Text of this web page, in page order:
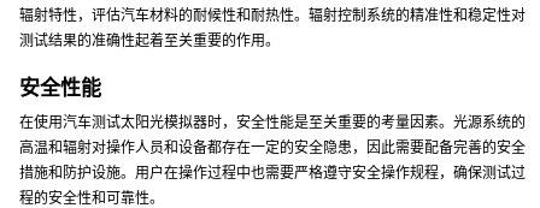
辐射特性，评估汽车材料的耐候性和耐热性。辐射控制系统的精准性和稳定性对
测试结果的准确性起着至关重要的作用。
安全性能
在使用汽车测试太阳光模拟器时，安全性能是至关重要的考量因素。光源系统的
高温和辐射对操作人员和设备都存在一定的安全隐患，因此需要配备完善的安全
措施和防护设施。用户在操作过程中也需要严格遵守安全操作规程，确保测试过
程的安全性和可靠性。